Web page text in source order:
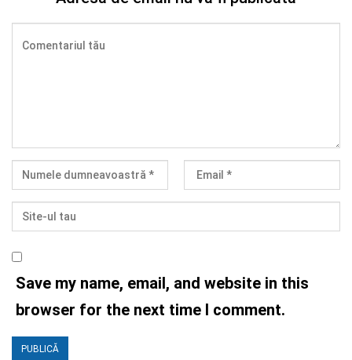
Save my name, email, and website in this
browser for the next time I comment.